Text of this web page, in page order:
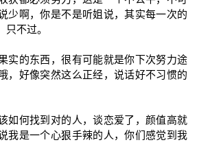
少啊，你是不是听姐说，其实每一次的
不过。
实的东西，很有可能就是你下次努力途
，好像突然这么正经，说话好不习惯的
如何找到对的人，谈恋爱了，颜值高就
我是一个心狠手辣的人，你们感觉到我